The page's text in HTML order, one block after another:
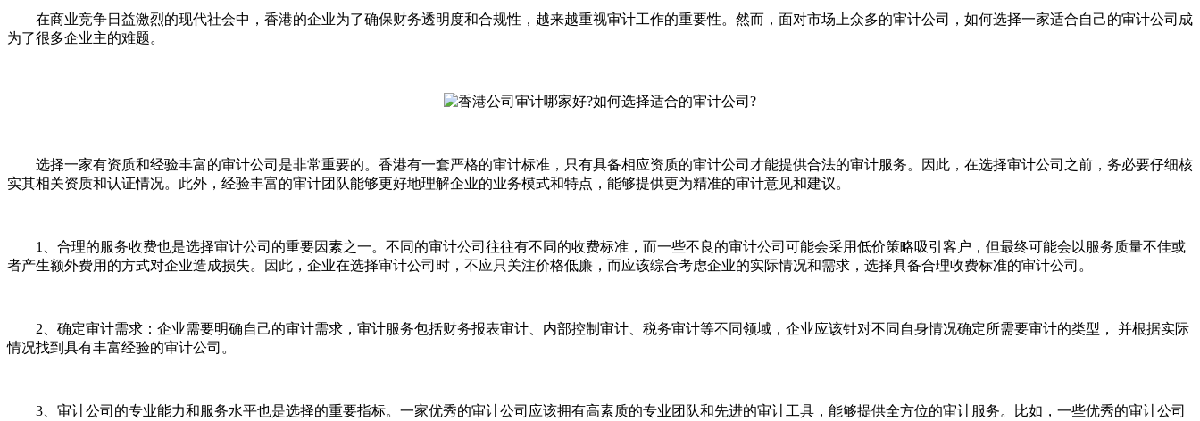
在商业竞争日益激烈的现代社会中，香港的企业为了确保财务透明度和合规性，越来越重视审计工作的重要性。然而，面对市场上众多的审计公司，如何选择一家适合自己的审计公司成
为了很多企业主的难题。
选择一家有资质和经验丰富的审计公司是非常重要的。香港有一套严格的审计标准，只有具备相应资质的审计公司才能提供合法的审计服务。因此，在选择审计公司之前，务必要仔细核
实其相关资质和认证情况。此外，经验丰富的审计团队能够更好地理解企业的业务模式和特点，能够提供更为精准的审计意见和建议。
1、合理的服务收费也是选择审计公司的重要因素之一。不同的审计公司往往有不同的收费标准，而一些不良的审计公司可能会采用低价策略吸引客户，但最终可能会以服务质量不佳或
者产生额外费用的方式对企业造成损失。因此，企业在选择审计公司时，不应只关注价格低廉，而应该综合考虑企业的实际情况和需求，选择具备合理收费标准的审计公司。
2、确定审计需求：企业需要明确自己的审计需求，审计服务包括财务报表审计、内部控制审计、税务审计等不同领域，企业应该针对不同自身情况确定所需要审计的类型， 并根据实际
情况找到具有丰富经验的审计公司。
3、审计公司的专业能力和服务水平也是选择的重要指标。一家优秀的审计公司应该拥有高素质的专业团队和先进的审计工具，能够提供全方位的审计服务。比如，一些优秀的审计公司